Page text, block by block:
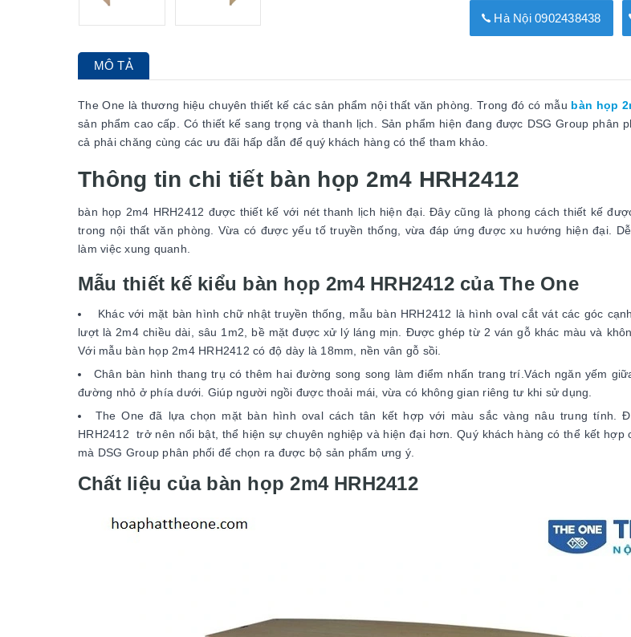
Hà Nội 0902438438
MÔ TẢ
The One là thương hiệu chuyên thiết kế các sản phẩm nội thất văn phòng. Trong đó có mẫu bàn họp
sản phẩm cao cấp. Có thiết kế sang trọng và thanh lịch. Sản phẩm hiện đang được DSG Group phân
cả phải chăng cùng các ưu đãi hấp dẫn để quý khách hàng có thể tham khảo.
Thông tin chi tiết bàn họp 2m4 HRH2412
bàn họp 2m4 HRH2412 được thiết kế với nét thanh lịch hiện đại. Đây cũng là phong cách thiết kế
trong nội thất văn phòng. Vừa có được yếu tố truyền thống, vừa đáp ứng được xu hướng hiện đại.
làm việc xung quanh.
Mẫu thiết kế kiểu bàn họp 2m4 HRH2412 của The One
Khác với mặt bàn hình chữ nhật truyền thống, mẫu bàn HRH2412 là hình oval cắt vát các góc
lượt là 2m4 chiều dài, sâu 1m2, bề mặt được xử lý láng mịn. Được ghép từ 2 ván gỗ khác màu và
Với mẫu bàn họp 2m4 HRH2412 có độ dày là 18mm, nền vân gỗ sồi.
Chân bàn hình thang trụ có thêm hai đường song song làm điểm nhấn trang trí.Vách ngăn yếm
đường nhỏ ở phía dưới. Giúp người ngồi được thoải mái, vừa có không gian riêng tư khi sử dụng.
The One đã lựa chọn mặt bàn hình oval cách tân kết hợp với màu sắc vàng nâu trung tính.
HRH2412 trở nên nổi bật, thể hiện sự chuyên nghiệp và hiện đại hơn. Quý khách hàng có thể kết hợp
mà DSG Group phân phối để chọn ra được bộ sản phẩm ưng ý.
Chất liệu của bàn họp 2m4 HRH2412